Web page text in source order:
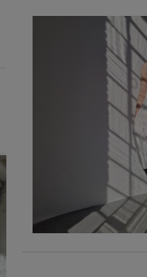
Cena
Najniższa